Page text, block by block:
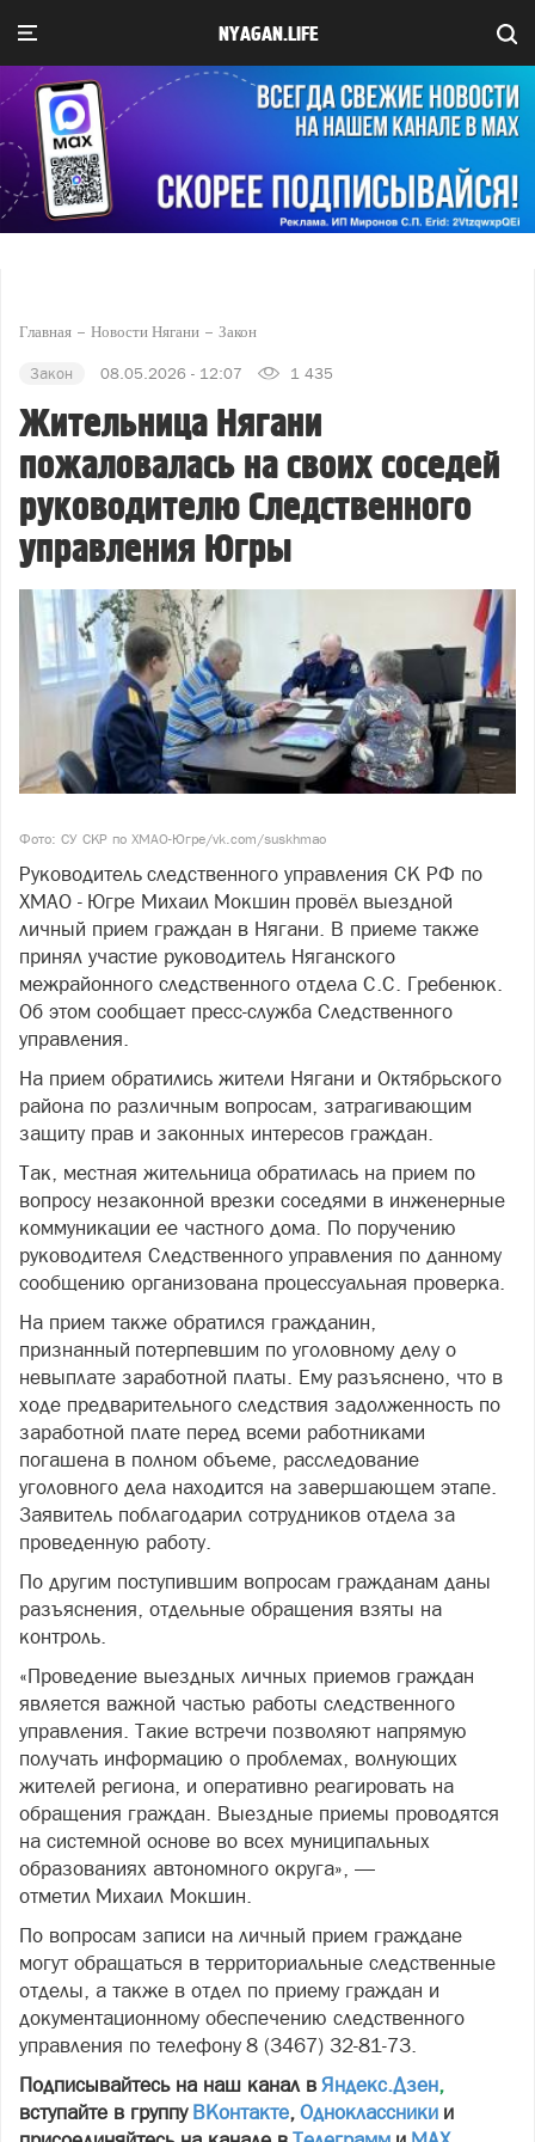
NYAGAN.LIFE
Главная Новости Нягани Закон
Закон 08.05.2026 - 12:07 1 435
Жительница Нягани
пожаловалась на своих соседей
руководителю Следственного
управления Югры
Фото: СУ СКР по ХМАО-Югре/vk.com/suskhmao
Руководитель следственного управления СК РФ по
ХМАО - Югре Михаил Мокшин провёл выездной
личный прием граждан в Нягани. В приеме также
принял участие руководитель Няганского
межрайонного следственного отдела С.С. Гребенюк.
Об этом сообщает пресс-служба Следственного
управления.
На прием обратились жители Нягани и Октябрьского
района по различным вопросам, затрагивающим
защиту прав и законных интересов граждан.
Так, местная жительница обратилась на прием по
вопросу незаконной врезки соседями в инженерные
коммуникации ее частного дома. По поручению
руководителя Следственного управления по данному
сообщению организована процессуальная проверка.
На прием также обратился гражданин,
признанный потерпевшим по уголовному делу о
невыплате заработной платы. Ему разъяснено, что в
ходе предварительного следствия задолженность по
заработной плате перед всеми работниками
погашена в полном объеме, расследование
уголовного дела находится на завершающем этапе.
Заявитель поблагодарил сотрудников отдела за
проведенную работу.
По другим поступившим вопросам гражданам даны
разъяснения, отдельные обращения взяты на
контроль.
«Проведение выездных личных приемов граждан
является важной частью работы следственного
управления. Такие встречи позволяют напрямую
получать информацию о проблемах, волнующих
жителей региона, и оперативно реагировать на
обращения граждан. Выездные приемы проводятся
на системной основе во всех муниципальных
образованиях автономного округа», —
отметил Михаил Мокшин.
По вопросам записи на личный прием граждане
могут обращаться в территориальные следственные
отделы, а также в отдел по приему граждан и
документационному обеспечению следственного
управления по телефону 8 (3467) 32-81-73.
Подписывайтесь на наш канал в Яндекс.Дзен,
вступайте в группу ВКонтакте, Одноклассники и